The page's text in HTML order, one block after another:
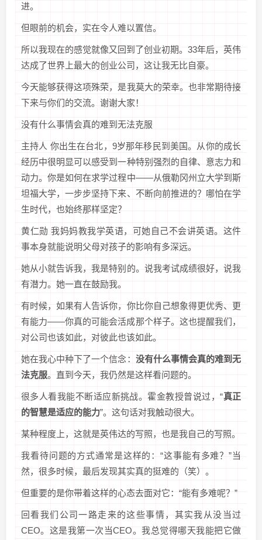
进。
但眼前的机会，实在令人难以置信。
所以我现在的感觉就像又回到了创业初期。33年后，英伟
达成了世界上最大的创业公司，这让我无比自豪。
今天能够获得这项殊荣，是我莫大的荣幸。也非常期待接
下来与你们的交流。谢谢大家！
没有什么事情会真的难到无法克服
主持人 你出生在台北，9岁那年移民到美国。从你的成长
经历中很明显可以感受到一种特别强烈的自律、意志力和
动力。你是如何在求学过程中——从俄勒冈州立大学到斯
坦福大学，一步步坚持下来、不断向前推进的？哪怕在学
生时代，也始终那样坚定？
黄仁勋 我妈妈教我学英语，可她自己不会讲英语。这件
事本身就能说明父母对孩子的影响有多深远。
她从小就告诉我，我是特别的。说我考试成绩很好，说我
有潜力。她一直在鼓励我。
有时候，如果有人告诉你，你比你自己想象得更优秀、更
有能力——你真的可能会活成那个样子。这也提醒我们，
对公司也该如此，对彼此也该如此。
她在我心中种下了一个信念： 没有什么事情会真的难到无
法克服。直到今天，我仍然是这样看问题的。
很多人看我能不断适应新挑战。霍金教授曾说过，“真正
的智慧是适应的能力”。这句话对我触动很大。
某种程度上，这就是英伟达的写照，也是我自己的写照。
我看待问题的方式通常是这样的：“这事能有多难？”当
然，很多时候，最后发现其实真的挺难的（笑）。
但重要的是你带着这样的心态去面对它：“能有多难呢？”
回看我们公司一路走来的这些事情，其实我从没当过
CEO。这是我第一次当CEO。我总觉得哪天我能把它做